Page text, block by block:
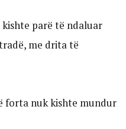
kishte parë të ndaluar
me drita të
forta nuk kishte mundur